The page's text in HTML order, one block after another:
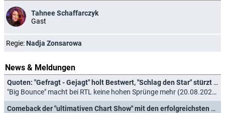
Tahnee Schaffarczyk
Gast
Regie: Nadja Zonsarowa
News & Meldungen
Quoten: "Gefragt - Gejagt" holt Bestwert, "Schlag den Star" stürzt auf Allzeit-Tief
"Big Bounce" macht bei RTL keine hohen Sprünge mehr (20.08.2023)
Comeback der "ultimativen Chart Show" mit den erfolgreichsten Comebacks